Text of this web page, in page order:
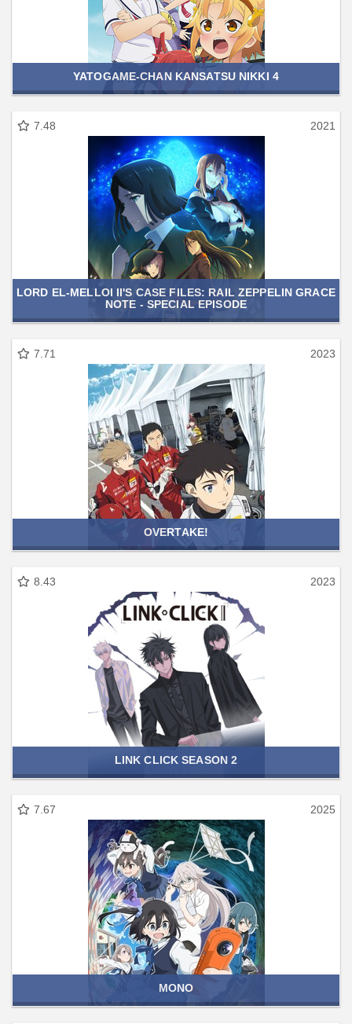
YATOGAME-CHAN KANSATSU NIKKI 4
7.48 2021
LORD EL-MELLOI II'S CASE FILES: RAIL ZEPPELIN GRACE
NOTE - SPECIAL EPISODE
7.71 2023
OVERTAKE!
8.43 2023
LINK CLICK SEASON 2
7.67 2025
MONO